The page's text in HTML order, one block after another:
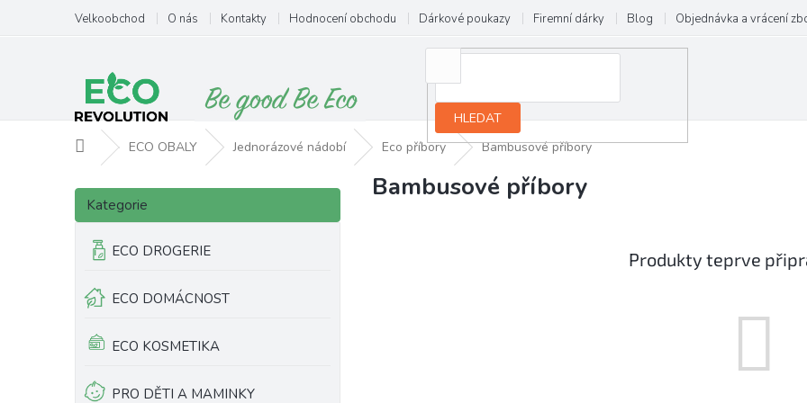
obsah
Velkoobchod O nás Kontakty Hodnocení obchodu Dárkové poukazy Firemní dárky Blog Objednávka a vrácení
HLEDAT
Domů ECO OBALY Jednorázové nádobí Eco příbory Bambusové příbory
P
s
n
Přeskočit
kategorie
Kategorie
ECO DROGERIE
ECO DOMÁCNOST
ECO KOSMETIKA
PRO DĚTI A MAMINKY
Bambusové příbory
Produkty teprve